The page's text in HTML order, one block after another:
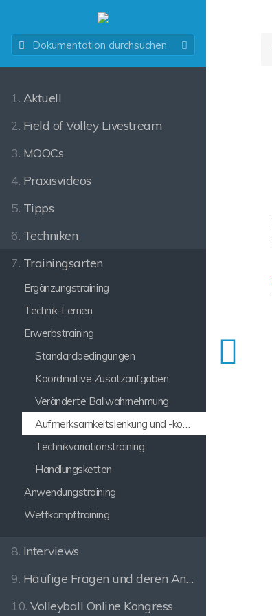
1. Aktuell
2. Field of Volley Livestream
3. MOOCs
4. Praxisvideos
5. Tipps
6. Techniken
7. Trainingsarten
Ergänzungstraining
Technik-Lernen
Erwerbstraining
Standardbedingungen
Koordinative Zusatzaufgaben
Veränderte Ballwahrnehmung
Aufmerksamkeitslenkung und -kontrolle
Technikvariationstraining
Handlungsketten
Anwendungstraining
Wettkampftraining
8. Interviews
9. Häufige Fragen und deren Antworten
10.Volleyball Online Kongress